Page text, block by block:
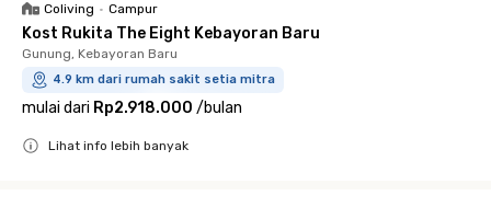
Coliving • Campur
Kost Rukita The Eight Kebayoran Baru
Gunung, Kebayoran Baru
4.9 km dari rumah sakit setia mitra
mulai dari Rp2.918.000 /bulan
Lihat info lebih banyak